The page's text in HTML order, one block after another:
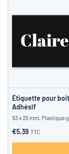
Étiquette pour
Adhésif
93 x 25 mm, Plastique
€5.39 TTC